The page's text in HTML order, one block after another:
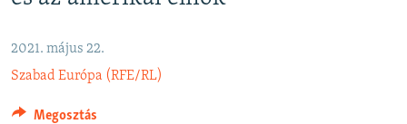
KLÍMAVÁLTOZÁS
2021. május 22.
Szabad Európa (RFE/RL)
Megosztás